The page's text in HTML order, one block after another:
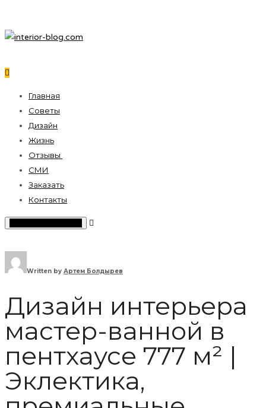
Главная
Советы
Дизайн
Жизнь
Отзывы
СМИ
Заказать
Контакты
Written by Артем Болдырев
Дизайн интерьера
мастер-ванной в
пентхаусе 777 м² |
Эклектика,